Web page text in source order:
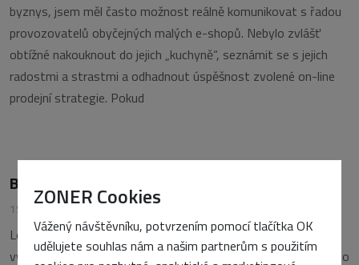
ZONER Cookies
Vážený návštěvníku, potvrzením pomocí tlačítka OK
udělujete souhlas nám a našim partnerům s použitím
byznys, jsem měl často možnost reálně komunikovat s řadou
provozovatelů obyčejných malých e-shopů. Nebylo zvlášť
obtížné nakouknout do jejich „kuchyně“, seznámit se s jejich
radostmi a strastmi a odhadnout úspěšnost zvolené on-line
prodejní strategie. Pokud
Britové nakupují na internetu nejvíce
19. dubna 2005 Zdeněk Hrazdila
Letošní jaro se nese ve znamení publikace výsledků řady
výzkumů na téma on-line nakupování. Bilancování každoročního